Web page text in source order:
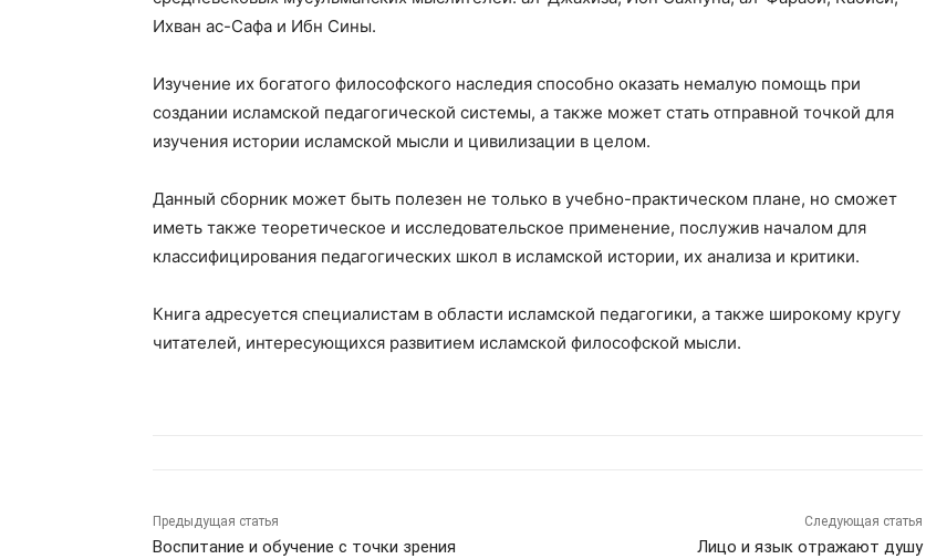
Ихван ас-Сафа и Ибн Сины.
Изучение их богатого философского наследия способно оказать немалую помощь при
создании исламской педагогической системы, а также может стать отправной точкой для
изучения истории исламской мысли и цивилизации в целом.
Данный сборник может быть полезен не только в учебно-практическом плане, но сможет
иметь также теоретическое и исследовательское применение, послужив началом для
классифицирования педагогических школ в исламской истории, их анализа и критики.
Книга адресуется специалистам в области исламской педагогики, а также широкому кругу
читателей, интересующихся развитием исламской философской мысли.
Предыдущая статья
Воспитание и обучение с точки зрения
Следующая статья
Лицо и язык отражают душу